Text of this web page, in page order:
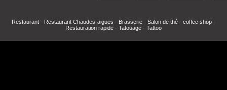
Restaurant - Restaurant Chaudes-aigues - Brasserie - Salon de thé - coffee shop -
Restauration rapide - Tatouage - Tattoo